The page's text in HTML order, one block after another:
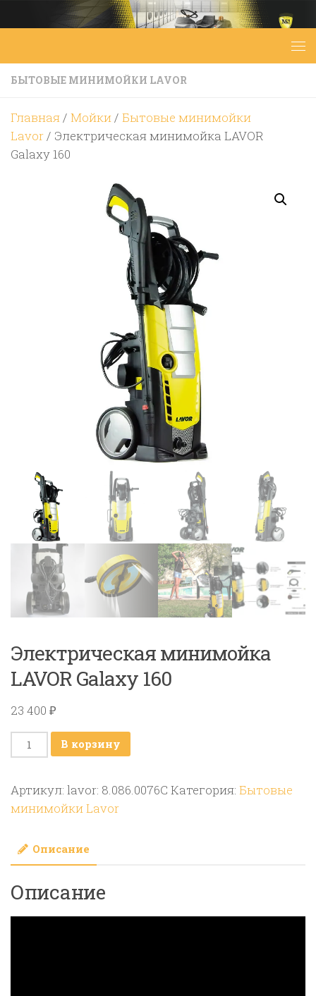
Перейти к содержимому
БЫТОВЫЕ МИНИМОЙКИ LAVOR
Главная/ Мойки/ Бытовые минимойки
Lavor/ Электрическая минимойка LAVOR
Galaxy 160
Электрическая минимойка
LAVOR Galaxy 160
23 400 ₽
Количество
товара
минимойка
LAVOR
160
В корзину
Артикул: lavor: 8.086.0076C Категория: Бытовые
минимойки Lavor
Описание
Описание